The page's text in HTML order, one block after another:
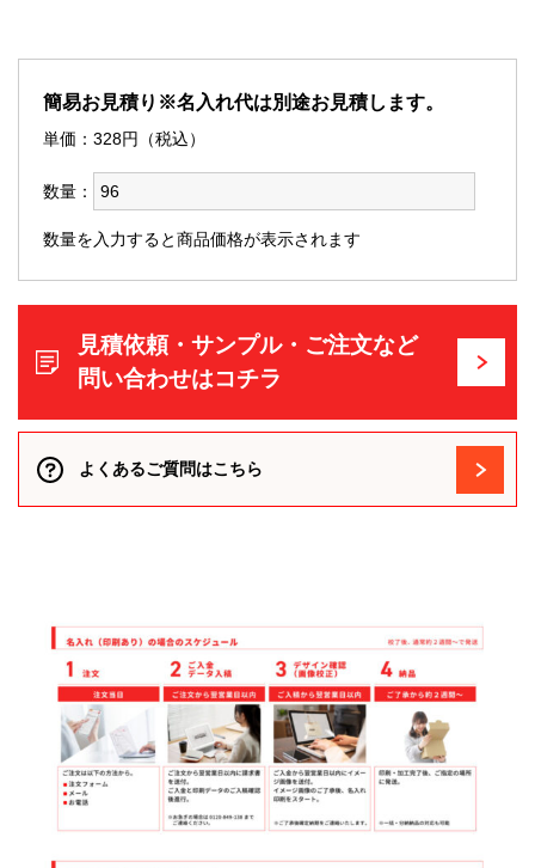
簡易お見積り※名入れ代は別途お見積します。
単価： 328円（税込）
数量：
数量を入力すると商品価格が表示されます
見積依頼・サンプル・ご注文など
問い合わせはコチラ
よくあるご質問はこちら